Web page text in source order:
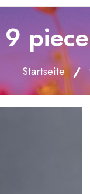
9
Startseite